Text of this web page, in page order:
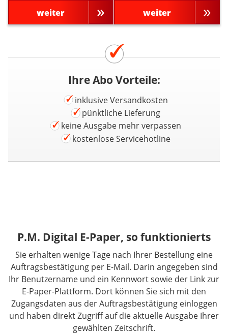
weiter weiter
Ihre Abo Vorteile:
inklusive Versandkosten
pünktliche Lieferung
keine Ausgabe mehr verpassen
kostenlose Servicehotline
P.M. Digital E-Paper, so funktionierts
Sie erhalten wenige Tage nach Ihrer Bestellung eine
Auftragsbestätigung per E-Mail. Darin angegeben sind
Ihr Benutzername und ein Kennwort sowie der Link zur
E-Paper-Plattform. Dort können Sie sich mit den
Zugangsdaten aus der Auftragsbestätigung einloggen
und haben direkt Zugriff auf die aktuelle Ausgabe Ihrer
gewählten Zeitschrift.